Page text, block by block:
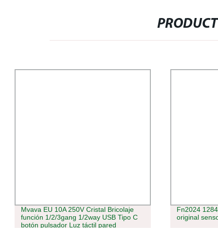
Mvava EU 10A 250V Cristal Bricolaje
función 1/2/3gang 1/2way USB Tipo C
botón pulsador Luz táctil pared
Fn2024
original